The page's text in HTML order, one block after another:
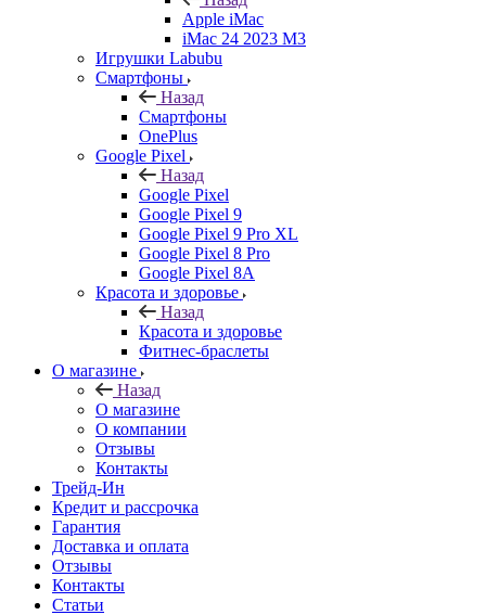
Apple iMac
iMac 24 2023 M3
Игрушки Labubu
Смартфоны
Назад
Смартфоны
OnePlus
Google Pixel
Назад
Google Pixel
Google Pixel 9
Google Pixel 9 Pro XL
Google Pixel 8 Pro
Google Pixel 8A
Красота и здоровье
Назад
Красота и здоровье
Фитнес-браслеты
О магазине
Назад
О магазине
О компании
Отзывы
Контакты
Трейд-Ин
Кредит и рассрочка
Гарантия
Доставка и оплата
Отзывы
Контакты
Статьи